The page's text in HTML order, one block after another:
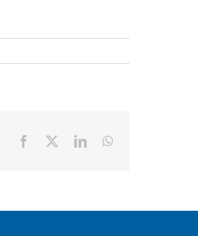
Facebook LinkedIn